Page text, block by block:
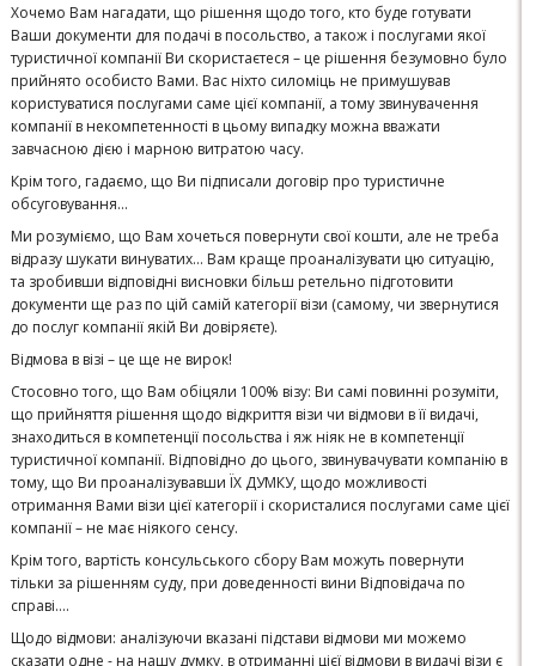
Хочемо Вам нагадати, що рішення щодо того, кто буде готувати
Ваши документи для подачі в посольство, а також і послугами якої
туристичної компанії Ви скористаєтеся – це рішення безумовно було
прийнято особисто Вами. Вас ніхто силоміць не примушував
користуватися послугами саме цієї компанії, а тому звинувачення
компанії в некомпетенності в цьому випадку можна вважати
завчасною дією і марною витратою часу.
Крім того, гадаємо, що Ви підписали договір про туристичне
обсуговування…
Ми розуміємо, що Вам хочеться повернути свої кошти, але не треба
відразу шукати винуватих… Вам краще проаналізувати цю ситуацію,
та зробивши відповідні висновки більш ретельно підготовити
документи ще раз по цій самій категорії візи (самому, чи звернутися
до послуг компанії якій Ви довіряєте).
Відмова в візі – це ще не вирок!
Стосовно того, що Вам обіцяли 100% візу: Ви самі повинні розуміти,
що прийняття рішення щодо відкриття візи чи відмови в її видачі,
знаходиться в компетенції посольства і яж ніяк не в компетенції
туристичної компанії. Відповідно до цього, звинувачувати компанію в
тому, що Ви проаналізувавши ЇХ ДУМКУ, щодо можливості
отримання Вами візи цієї категорії і скористалися послугами саме цієї
компанії – не має ніякого сенсу.
Крім того, вартість консульського сбору Вам можуть повернути
тільки за рішенням суду, при доведенності вини Відповідача по
справі….
Щодо відмови: аналізуючи вказані підстави відмови ми можемо
сказати одне - на нашу думку, в отриманні цієї відмови в видачі візи є